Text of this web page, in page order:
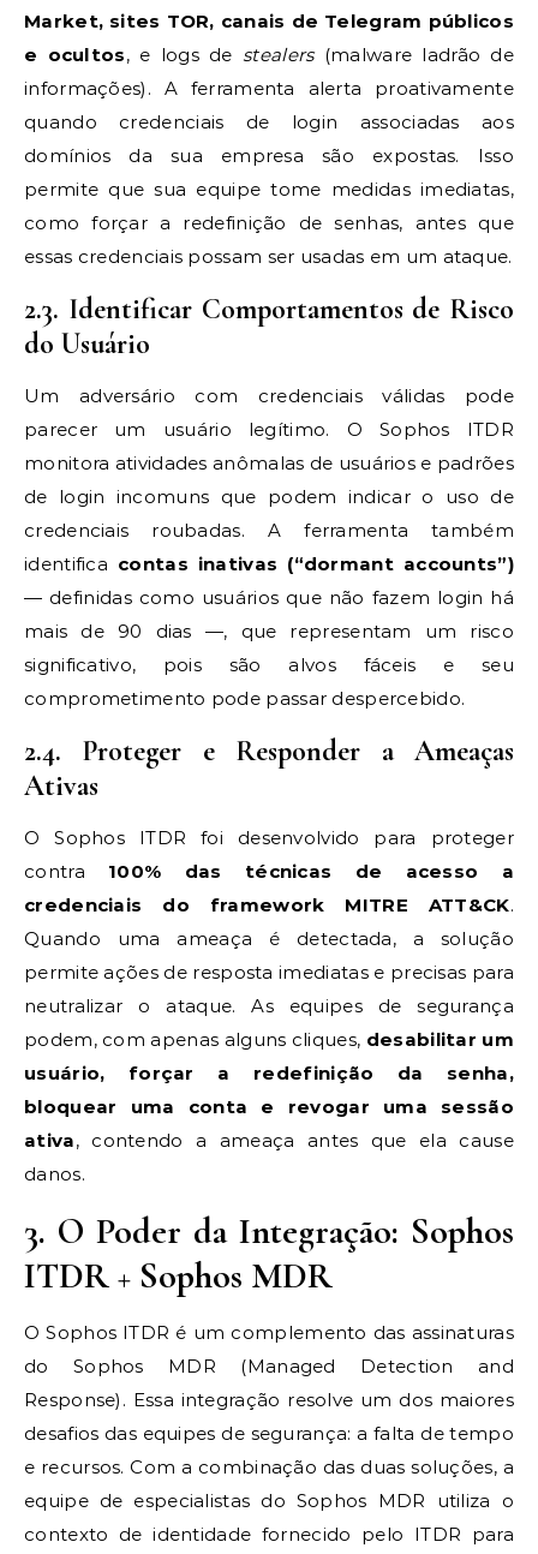
Market, sites TOR, canais de Telegram públicos
e ocultos, e logs de stealers(malware ladrão de
informações). A ferramenta alerta proativamente
quando credenciais de login associadas aos
domínios da sua empresa são expostas. Isso
permite que sua equipe tome medidas imediatas,
como forçar a redefinição de senhas, antes que
essas credenciais possam ser usadas em um ataque.
2.3. Identificar Comportamentos de Risco
do Usuário
Um adversário com credenciais válidas pode
parecer um usuário legítimo. O Sophos ITDR
monitora atividades anômalas de usuários e padrões
de login incomuns que podem indicar o uso de
credenciais roubadas. A ferramenta também
identifica contas inativas (“dormant accounts”)
— definidas como usuários que não fazem login há
mais de 90 dias —, que representam um risco
significativo, pois são alvos fáceis e seu
comprometimento pode passar despercebido.
2.4. Proteger e Responder a Ameaças
Ativas
O Sophos ITDR foi desenvolvido para proteger
contra 100% das técnicas de acesso a
credenciais do framework MITRE ATT&CK.
Quando uma ameaça é detectada, a solução
permite ações de resposta imediatas e precisas para
neutralizar o ataque. As equipes de segurança
podem, com apenas alguns cliques, desabilitar um
usuário, forçar a redefinição da senha,
bloquear uma conta e revogar uma sessão
ativa, contendo a ameaça antes que ela cause
danos.
3. O Poder da Integração: Sophos
ITDR + Sophos MDR
O Sophos ITDR é um complemento das assinaturas
do Sophos MDR (Managed Detection and
Response). Essa integração resolve um dos maiores
desafios das equipes de segurança: a falta de tempo
e recursos. Com a combinação das duas soluções, a
equipe de especialistas do Sophos MDR utiliza o
contexto de identidade fornecido pelo ITDR para